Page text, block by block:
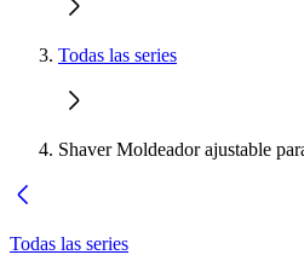
Todas las series
Shaver Moldeador ajustable
Todas las series